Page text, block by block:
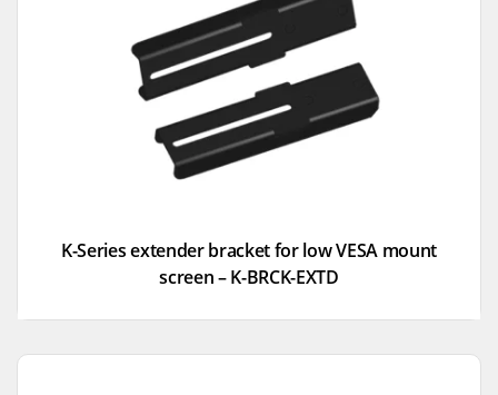
K-Series extender bracket for low VESA mount
screen – K-BRCK-EXTD